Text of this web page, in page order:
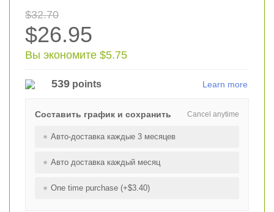
$32.70
$26.95
Вы экономите $5.75
539 points Learn more
Cancel anytime
Составить график и сохранить
Авто-доставка каждые 3 месяцев
Авто доставка каждый месяц
One time purchase (+$3.40)